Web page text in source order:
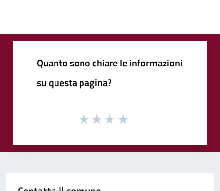
Quanto sono chiare le informazioni
su questa pagina?